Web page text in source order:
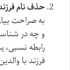
حذف نام
به صراحت
و چه در
رابطه نسبی،
فرزند با